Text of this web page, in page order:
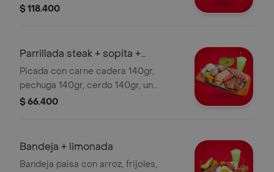
cerdo 250 g y chorizo santarosano.
$ 118.400
Parrillada steak + sopita +
limonada
Picada con carne cadera 140gr,
pechuga 140gr, cerdo 140gr, un
chorizo, a la parrilla y tres
$ 66.400
Bandeja + limonada
Bandeja paisa con arroz, frijoles,